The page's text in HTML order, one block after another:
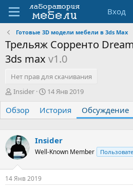
Вход
Готовые 3D модели мебели в 3ds Max
Трельяж Сорренто
3ds max v1.0
Нет прав для скачивания
А
т
о
т
е
м
ы
Insider
Д
т
а
а
а
14 Янв 2019
Обзор История Обсуждение
Insider
Well-Known Member
14 Янв 2019